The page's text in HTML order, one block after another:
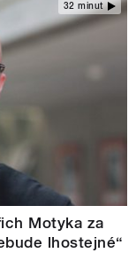
32 minut
Motyka za
lhostejné“